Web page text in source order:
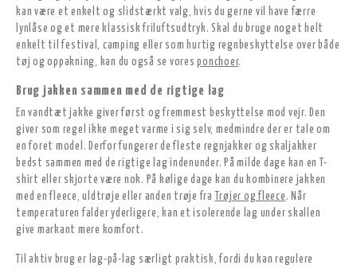
kan være et enkelt og slidstærkt valg, hvis du gerne vil have færre
lynlåse og et mere klassisk friluftsudtryk. Skal du bruge noget helt
enkelt til festival, camping eller som hurtig regnbeskyttelse over både
tøj og oppakning, kan du også se voresponchoer.
Brug jakken sammen med de rigtige lag
En vandtæt jakke giver først og fremmest beskyttelse mod vejr. Den
giver som regel ikke meget varme i sig selv, medmindre der er tale om
en foret model. Derfor fungerer de fleste regnjakker og skaljakker
bedst sammen med de rigtige lag indenunder. På milde dage kan en T-
shirt eller skjorte være nok. På kølige dage kan du kombinere jakken
med en fleece, uldtrøje eller anden trøje fra
Trøjer og fleece . Når
temperaturen falder yderligere, kan et isolerende lag under skallen
give markant mere komfort.
Til aktiv brug er lag-på-lag særligt praktisk, fordi du kan regulere